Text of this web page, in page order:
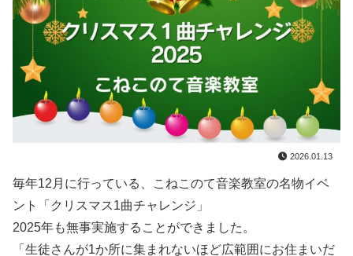
2026.01.13
毎年12月に行っている、こねこのて音楽教室の名物イベ
ント「クリスマス1曲チャレンジ」
2025年も無事実施することができました。
「生徒さんが1か所に集まれないほど広範囲にお住まいだ